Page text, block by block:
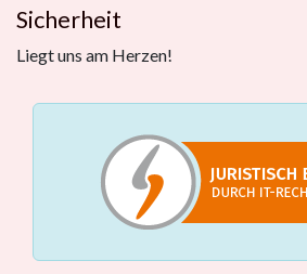
Sicherheit
Liegt uns am Herzen!